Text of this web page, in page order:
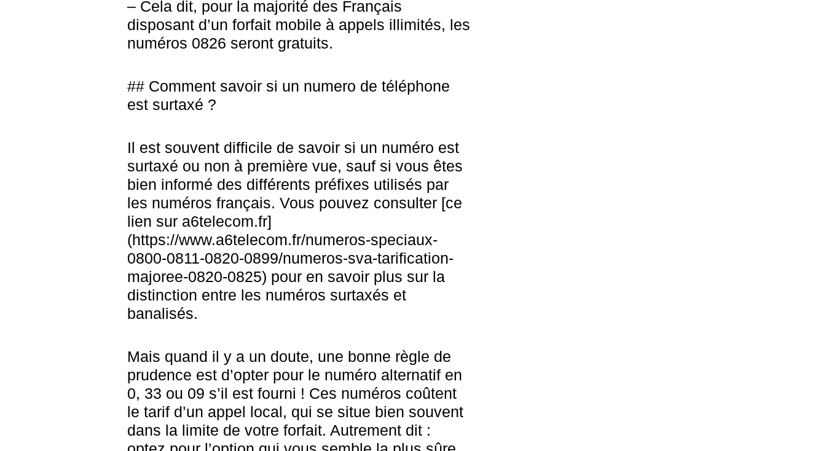
– Cela dit, pour la majorité des Français
disposant d’un forfait mobile à appels illimités, les
numéros 0826 seront gratuits.
## Comment savoir si un numero de téléphone
est surtaxé ?
Il est souvent difficile de savoir si un numéro est
surtaxé ou non à première vue, sauf si vous êtes
bien informé des différents préfixes utilisés par
les numéros français. Vous pouvez consulter [ce
lien sur a6telecom.fr]
(https://www.a6telecom.fr/numeros-speciaux-
0800-0811-0820-0899/numeros-sva-tarification-
majoree-0820-0825) pour en savoir plus sur la
distinction entre les numéros surtaxés et
banalisés.
Mais quand il y a un doute, une bonne règle de
prudence est d’opter pour le numéro alternatif en
0, 33 ou 09 s’il est fourni ! Ces numéros coûtent
le tarif d’un appel local, qui se situe bien souvent
dans la limite de votre forfait. Autrement dit :